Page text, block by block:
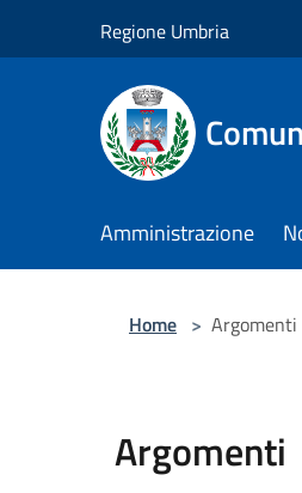
Regione Umbria
Amministrazione
Home > Argomenti
Argomenti